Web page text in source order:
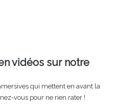
vidéos sur notre
qui mettent en avant la
vous pour ne rien rater !